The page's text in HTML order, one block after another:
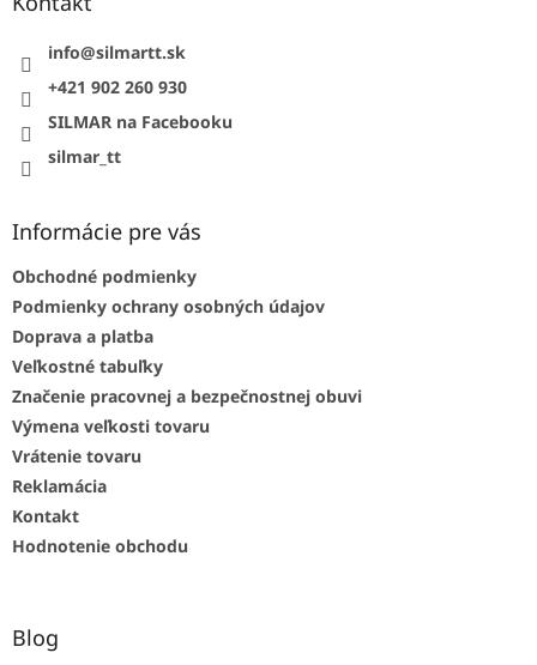
info@silmartt.sk
+421 902 260 930
SILMAR na Facebooku
silmar_tt
Informácie pre vás
Obchodné podmienky
Podmienky ochrany osobných údajov
Doprava a platba
Veľkostné tabuľky
Značenie pracovnej a bezpečnostnej obuvi
Výmena veľkosti tovaru
Vrátenie tovaru
Reklamácia
Kontakt
Hodnotenie obchodu
Blog